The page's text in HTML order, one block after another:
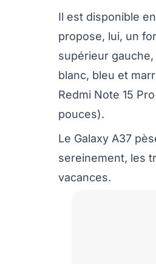
Il est disponible
propose, lui, un
supérieur
blanc, bleu et
Redmi Note 15
pouces).
Le Galaxy A37
sereinement, les
vacances.